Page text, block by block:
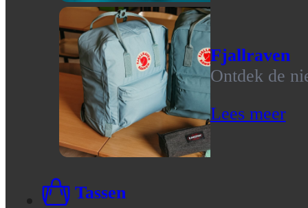
Fjallraven
Ontdek de
Lees meer
Tassen